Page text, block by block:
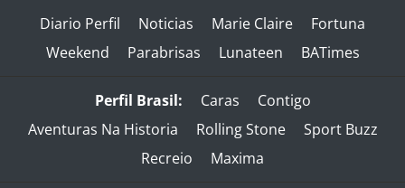
Diario Perfil Noticias Marie Claire
Fortuna
Weekend
Parabrisas Lunateen BATimes
Perfil Brasil: Caras
Contigo
Aventuras Na Historia
Rolling Stone
Sport Buzz
Recreio
Maxima